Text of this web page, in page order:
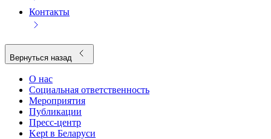
Контакты
Вернуться назад
О нас
Социальная ответственность
Мероприятия
Публикации
Пресс-центр
Kept в Беларуси